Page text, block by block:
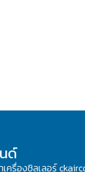
ด์
รื่องชิลเลอร์